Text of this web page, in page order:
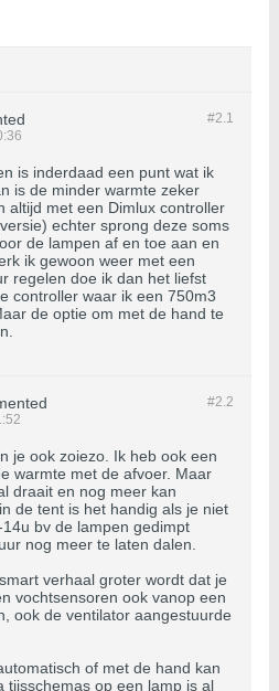
#2.1
is inderdaad een punt wat ik
is de minder warmte zeker
altijd met een Dimlux controller
echter sprong deze soms
de lampen af en toe aan en
ik gewoon weer met een
regelen doe ik dan het liefst
controller waar ik een 750m3
de optie om met de hand te
#2.2
je ook zoiezo. Ik heb ook een
warmte met de afvoer. Maar
draait en nog meer kan
de tent is het handig als je niet
bv de lampen gedimpt
nog meer te laten dalen.
verhaal groter wordt dat je
vochtsensoren ook vanop een
ook de ventilator aangestuurde
of met de hand kan
tijsschemas op een lamp is al